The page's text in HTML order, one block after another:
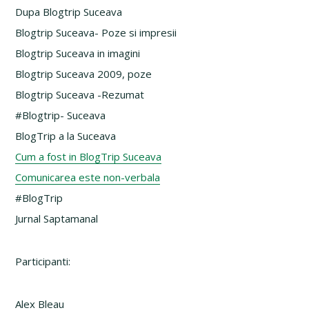
Dupa Blogtrip Suceava
Blogtrip Suceava- Poze si impresii
Blogtrip Suceava in imagini
Blogtrip Suceava 2009, poze
Blogtrip Suceava -Rezumat
#Blogtrip- Suceava
BlogTrip a la Suceava
Cum a fost in BlogTrip Suceava
Comunicarea este non-verbala
#BlogTrip
Jurnal Saptamanal
Participanti:
Alex Bleau